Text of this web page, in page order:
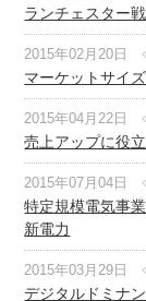
ランチェスター
2015年02月20日
マーケットサイズ
2015年04月22日
売上アップに役
2015年07月04日
特定規模電気事
新電力
2015年03月29日
デジタルドミナ